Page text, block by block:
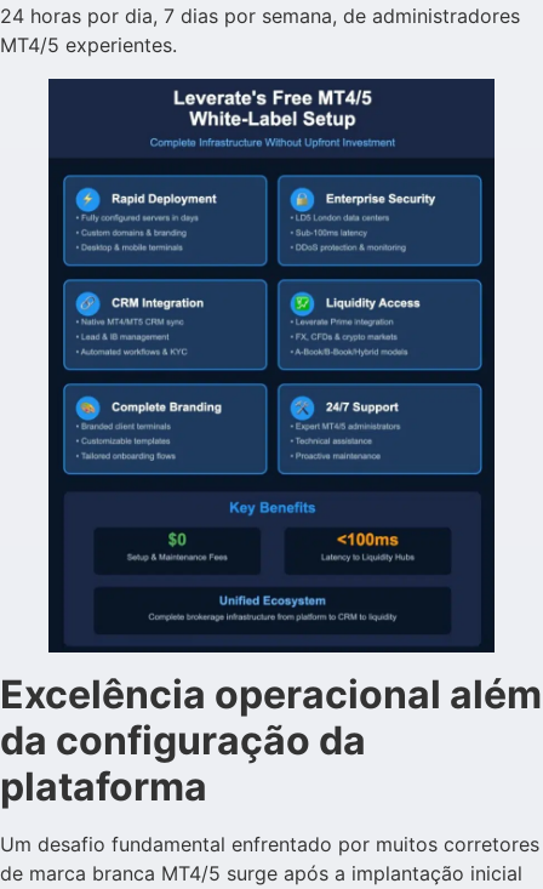
24 horas por dia, 7 dias por semana, de administradores
MT4/5 experientes.
Excelência operacional além
da configuração da
plataforma
Um desafio fundamental enfrentado por muitos corretores
de marca branca MT4/5 surge após a implantação inicial